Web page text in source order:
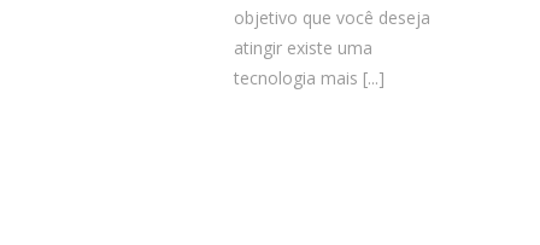
objetivo que você deseja
atingir existe uma
tecnologia mais [...]